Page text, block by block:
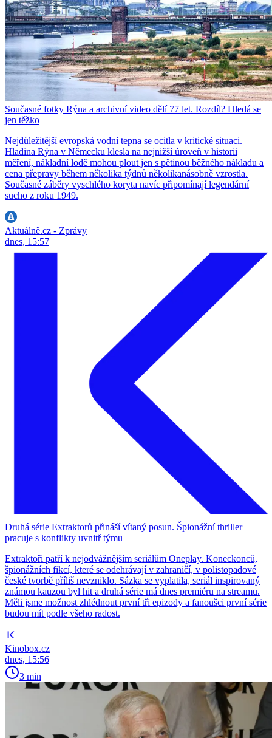
Současné fotky Rýna a archivní video dělí 77 let. Rozdíl? Hledá se
jen těžko
Nejdůležitější evropská vodní tepna se ocitla v kritické situaci.
Hladina Rýna v Německu klesla na nejnižší úroveň v historii
měření, nákladní lodě mohou plout jen s pětinou běžného nákladu a
cena přepravy během několika týdnů několikanásobně vzrostla.
Současné záběry vyschlého koryta navíc připomínají legendární
sucho z roku 1949.
Aktuálně.cz - Zprávy
dnes, 15:57
Druhá série Extraktorů přináší vítaný posun. Špionážní thriller
pracuje s konflikty uvnitř týmu
Extraktoři patří k nejodvážnějším seriálům Oneplay. Koneckonců,
špionážních fikcí, které se odehrávají v zahraničí, v polistopadové
české tvorbě příliš nevzniklo. Sázka se vyplatila, seriál inspirovaný
známou kauzou byl hit a druhá série má dnes premiéru na streamu.
Měli jsme možnost zhlédnout první tři epizody a fanoušci první série
budou mít podle všeho radost.
Kinobox.cz
dnes, 15:56
3 min